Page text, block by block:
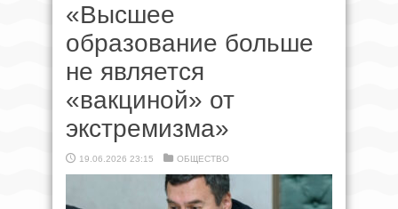
«Высшее
образование больше
не является
«вакциной» от
экстремизма»
19.06.2026 23:15 ОБЩЕСТВО